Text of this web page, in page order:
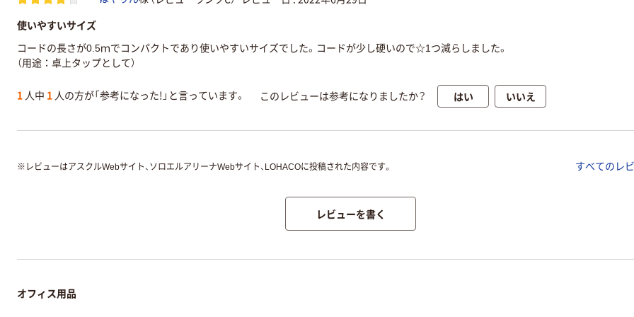
使いやすいサイズ
コードの長さが0.5ｍでコンパクトであり使いやすいサイズでした。コードが少し硬いので☆1つ減らしました。
（用途：卓上タップとして）
1 人中 1 人の方が「参考になった!」と言っています。 このレビューは参考になりましたか？ はい いいえ
※ レビューはアスクルWebサイト、ソロエルアリーナWebサイト、LOHACOに投稿された内容です。 すべてのレ
レビューを書く
オフィス用品